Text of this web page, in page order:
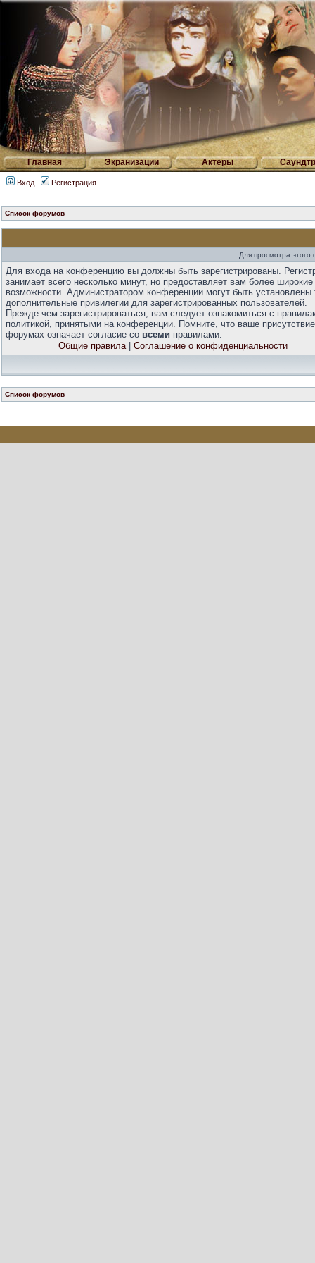
Главная Экранизации Актеры
Вход Регистрация
Список форумов
Для просмотра
Для входа на конференцию вы должны быть зарегистрированы.
занимает всего несколько минут, но предоставляет вам более широкие
возможности. Администратором конференции могут быть установлены
дополнительные привилегии для зарегистрированных пользователей.
Прежде чем зарегистрироваться, вам следует ознакомиться с
политикой, принятыми на конференции. Помните, что ваше
форумах означает согласие со всеми правилами.
Общие правила| Соглашение о конфиденциальности
Список форумов